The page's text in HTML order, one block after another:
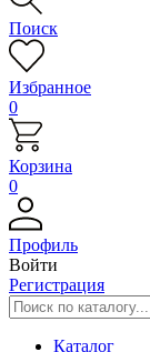
Поиск
Избранное
0
Корзина
0
Профиль
Войти
Регистрация
Каталог